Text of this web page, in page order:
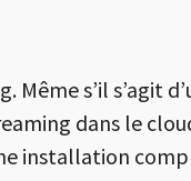
s’il s’agit
dans le
installation